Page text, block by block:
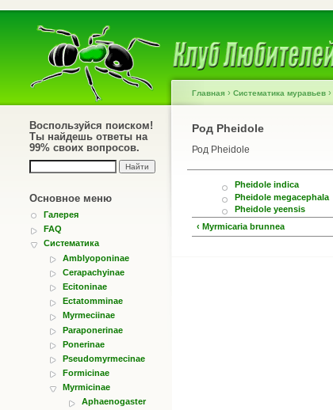
Воспользуйся поиском!
Ты найдешь ответы на
99% своих вопросов.
Основное меню
Галерея
FAQ
Систематика
Amblyoponinae
Cerapachyinae
Ecitoninae
Ectatomminae
Myrmeciinae
Paraponerinae
Ponerinae
Pseudomyrmecinae
Formicinae
Myrmicinae
Aphaenogaster
Главная › Систематика муравьев ›
Род Pheidole
Род Pheidole
Pheidole indica
Pheidole megacephala
Pheidole yeensis
‹ Myrmicaria brunnea